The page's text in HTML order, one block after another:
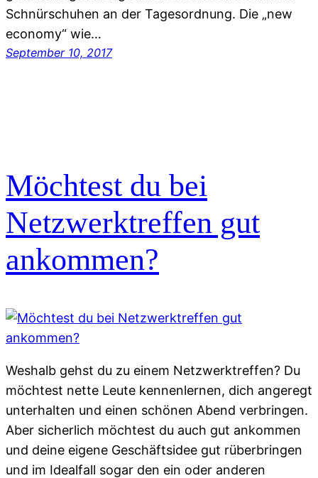
Schnürschuhen an der Tagesordnung. Die „new
economy“ wie…
September 10, 2017
Möchtest du bei
Netzwerktreffen gut
ankommen?
Weshalb gehst du zu einem Netzwerktreffen? Du
möchtest nette Leute kennenlernen, dich angeregt
unterhalten und einen schönen Abend verbringen.
Aber sicherlich möchtest du auch gut ankommen
und deine eigene Geschäftsidee gut rüberbringen
und im Idealfall sogar den ein oder anderen